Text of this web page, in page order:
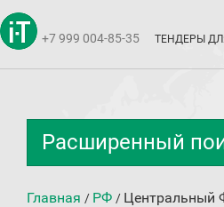
+7 999 004-85-35 ТЕНДЕРЫ
Расширенный
Главная / РФ / Центральный